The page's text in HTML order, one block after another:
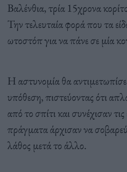
Βαλένθια, τρία 15χρονα
Την τελευταία φορά που τα
ωτοστόπ για να πάνε σε μία
Η αστυνομία θα
υπόθεση, πιστεύοντας ότι
από το σπίτι και συνέχισαν
πράγματα άρχισαν να
λάθος μετά το άλλο.